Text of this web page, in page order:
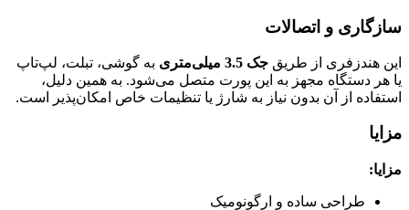
سازگاری و اتصالات
این هندزفری از طریق جک 3.5 میلی‌متری
به گوشی، تبلت، لپ‌تاپ
یا هر دستگاه مجهز به این پورت متصل می‌شود. به همین دلیل،
استفاده از آن بدون نیاز به شارژ یا تنظیمات خاص امکان‌پذیر است.
مزایا
مزایا:
طراحی ساده و ارگونومیک